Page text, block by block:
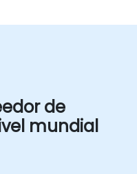
de
mundial